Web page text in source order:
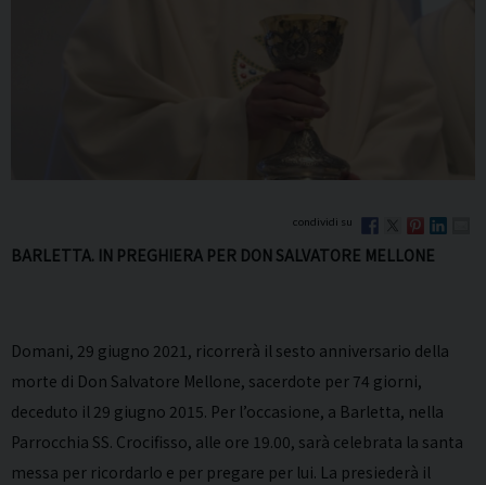
BARLETTA. IN PREGHIERA PER DON SALVATORE MELLONE
Domani, 29 giugno 2021, ricorrerà il sesto anniversario della
morte di Don Salvatore Mellone, sacerdote per 74 giorni,
deceduto il 29 giugno 2015. Per l’occasione, a Barletta, nella
Parrocchia SS. Crocifisso, alle ore 19.00, sarà celebrata la santa
messa per ricordarlo e per pregare per lui. La presiederà il